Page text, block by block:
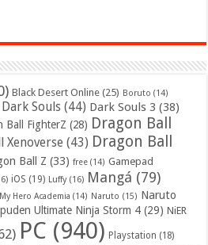
Black Desert Online (25) Boruto (14)
Dark Souls (44) Dark Souls 3 (38)
Ball FighterZ (28) Dragon Ball
Xenoverse (43) Dragon Ball
Ball Z (33) free (14) Gamepad
iOS (19) Luffy(16) Mangá (79)
My Hero Academia (14) Naruto (15) Naruto
Ultimate Ninja Storm 4 (29) NiER
PC (940) Playstation (18)